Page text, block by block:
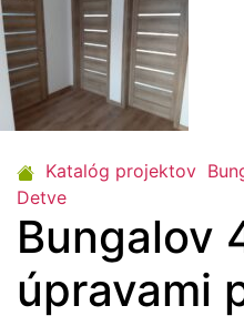
Katalóg projektov
Detve
Bungalov
úpravami